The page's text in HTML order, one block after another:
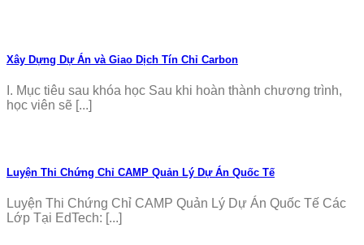
Xây Dựng Dự Án và Giao Dịch Tín Chỉ Carbon
I. Mục tiêu sau khóa học Sau khi hoàn thành chương trình,
học viên sẽ [...]
Luyện Thi Chứng Chỉ CAMP Quản Lý Dự Án Quốc Tế
Luyện Thi Chứng Chỉ CAMP Quản Lý Dự Án Quốc Tế Các
Lớp Tại EdTech: [...]